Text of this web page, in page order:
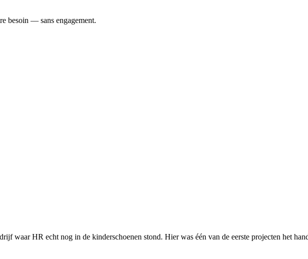
besoin — sans engagement.
waar HR echt nog in de kinderschoenen stond. Hier was één van de eerste projecten het